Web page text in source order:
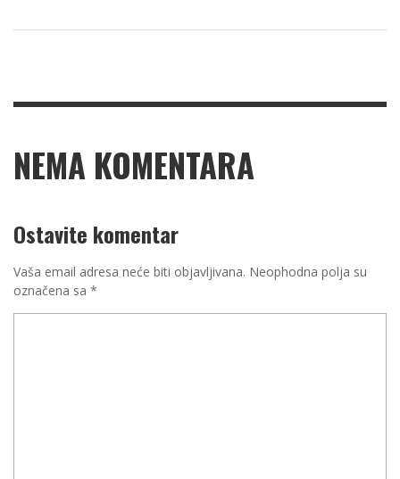
NEMA KOMENTARA
Ostavite komentar
Vaša email adresa neće biti objavljivana. Neophodna polja su
označena sa *